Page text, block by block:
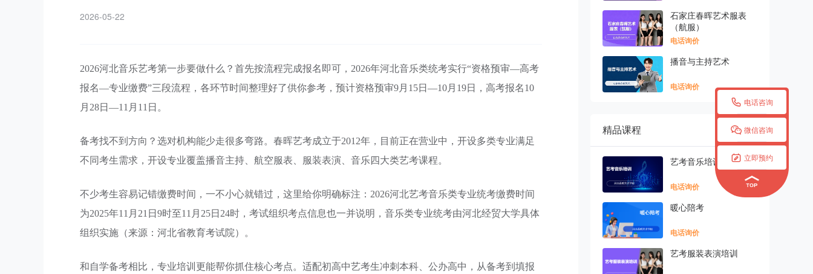
 电话咨询
 微信咨询
 立即预约
2026-05-22
2026河北音乐艺考第一步要做什么？首先按流程完成报名即可，2026年河北音乐类统考实行“资格预审—高考
报名—专业缴费”三段流程，各环节时间整理好了供你参考，预计资格预审9月15日—10月19日，高考报名10
月28日—11月11日。
备考找不到方向？选对机构能少走很多弯路。春晖艺考成立于2012年，目前正在营业中，开设多类专业满足
不同考生需求，开设专业覆盖播音主持、航空服表、服装表演、音乐四大类艺考课程。
不少考生容易记错缴费时间，一不小心就错过，这里给你明确标注：2026河北艺考音乐类专业统考缴费时间
为2025年11月21日9时至11月25日24时，考试组织考点信息也一并说明，音乐类专业统考由河北经贸大学具体
组织实施（来源：河北省教育考试院）。
和自学备考相比，专业培训更能帮你抓住核心考点。适配初高中艺考生冲刺本科、公办高中，从备考到填报
石家庄春晖艺术服表
（航服）
电话询价
播音与主持艺术
电话询价
精品课程 更多
艺考音乐培训
电话询价
暖心陪考
电话询价
艺考服装表演培训